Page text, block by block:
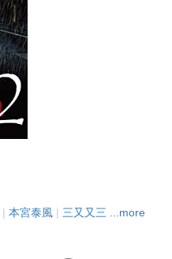
| 本宮泰風 | 三又又三 ...more